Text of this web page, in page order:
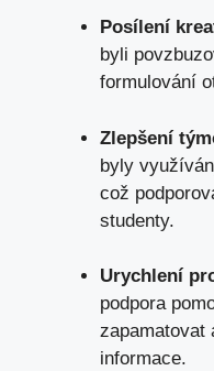
Posílení
byli
formulování
Zlepšení
byly
což
studenty.
Urychlení
podpora
zapamatovat
informace.